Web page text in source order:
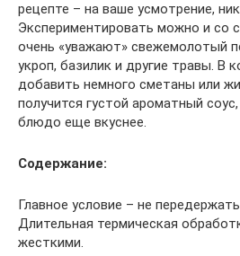
рецепте – на ваше усмотрение,
Экспериментировать можно и со
очень «уважают» свежемолотый
укроп, базилик и другие травы. В
добавить немного сметаны или
получится густой ароматный
блюдо еще вкуснее.
Содержание:
Главное условие – не
Длительная термическая
жесткими.